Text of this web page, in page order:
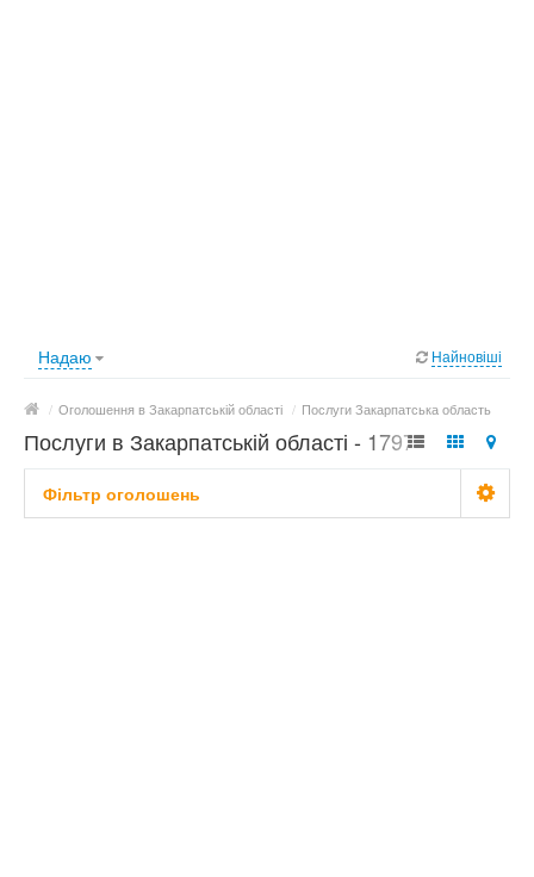
Надаю Найновіші
/ Оголошення в Закарпатській області / Послуги Закарпатська область
Послуги в Закарпатській області - 1797
оголошень
Фільтр оголошень